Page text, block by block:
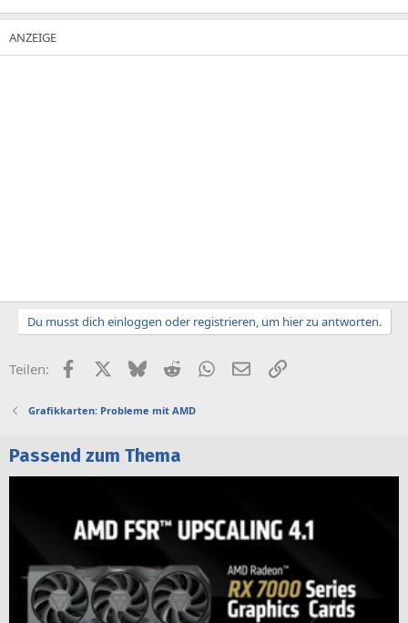
Du musst dich einloggen oder registrieren, um hier zu antworten.
Teilen: FacebookX (Twitter)
BlueskyRedditWhatsApp
E-MailLink
Grafikkarten: Probleme mit AMD
Passend zum Thema